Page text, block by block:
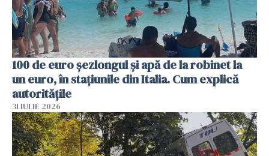
100 de euro șezlongul și apă de la robinet la
un euro, în stațiunile din Italia. Cum explică
autoritățile
31 IULIE 2026